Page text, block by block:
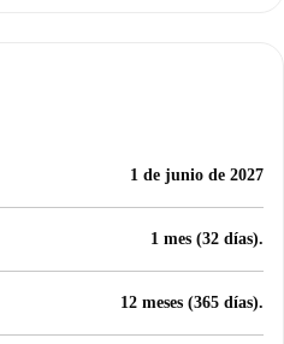
1 de junio de 2027
1 mes (32 días).
12 meses (365 días).